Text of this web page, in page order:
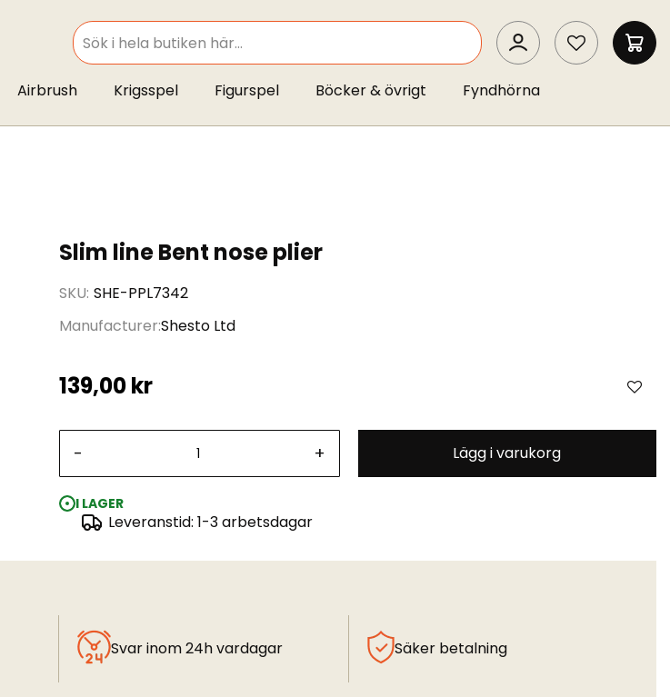
SEARCH
SEARCH
MIN
Airbrush Krigsspel Figurspel Böcker & övrigt Fyndhörna
Slim line Bent nose plier
SKU SHE-PPL7342
ManufacturerShesto Ltd
139,00 kr
- + Lägg i varukorg
I LAGER
Leveranstid: 1-3 arbetsdagar
Svar inom 24h vardagar Säker betalning